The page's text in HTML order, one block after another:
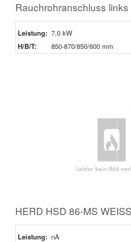
Rauchrohranschluss links
Leistung: 7,0 kW
H/B/T:
850-870/850/600 mm
HERD HSD 86-MS
Leistung: nA